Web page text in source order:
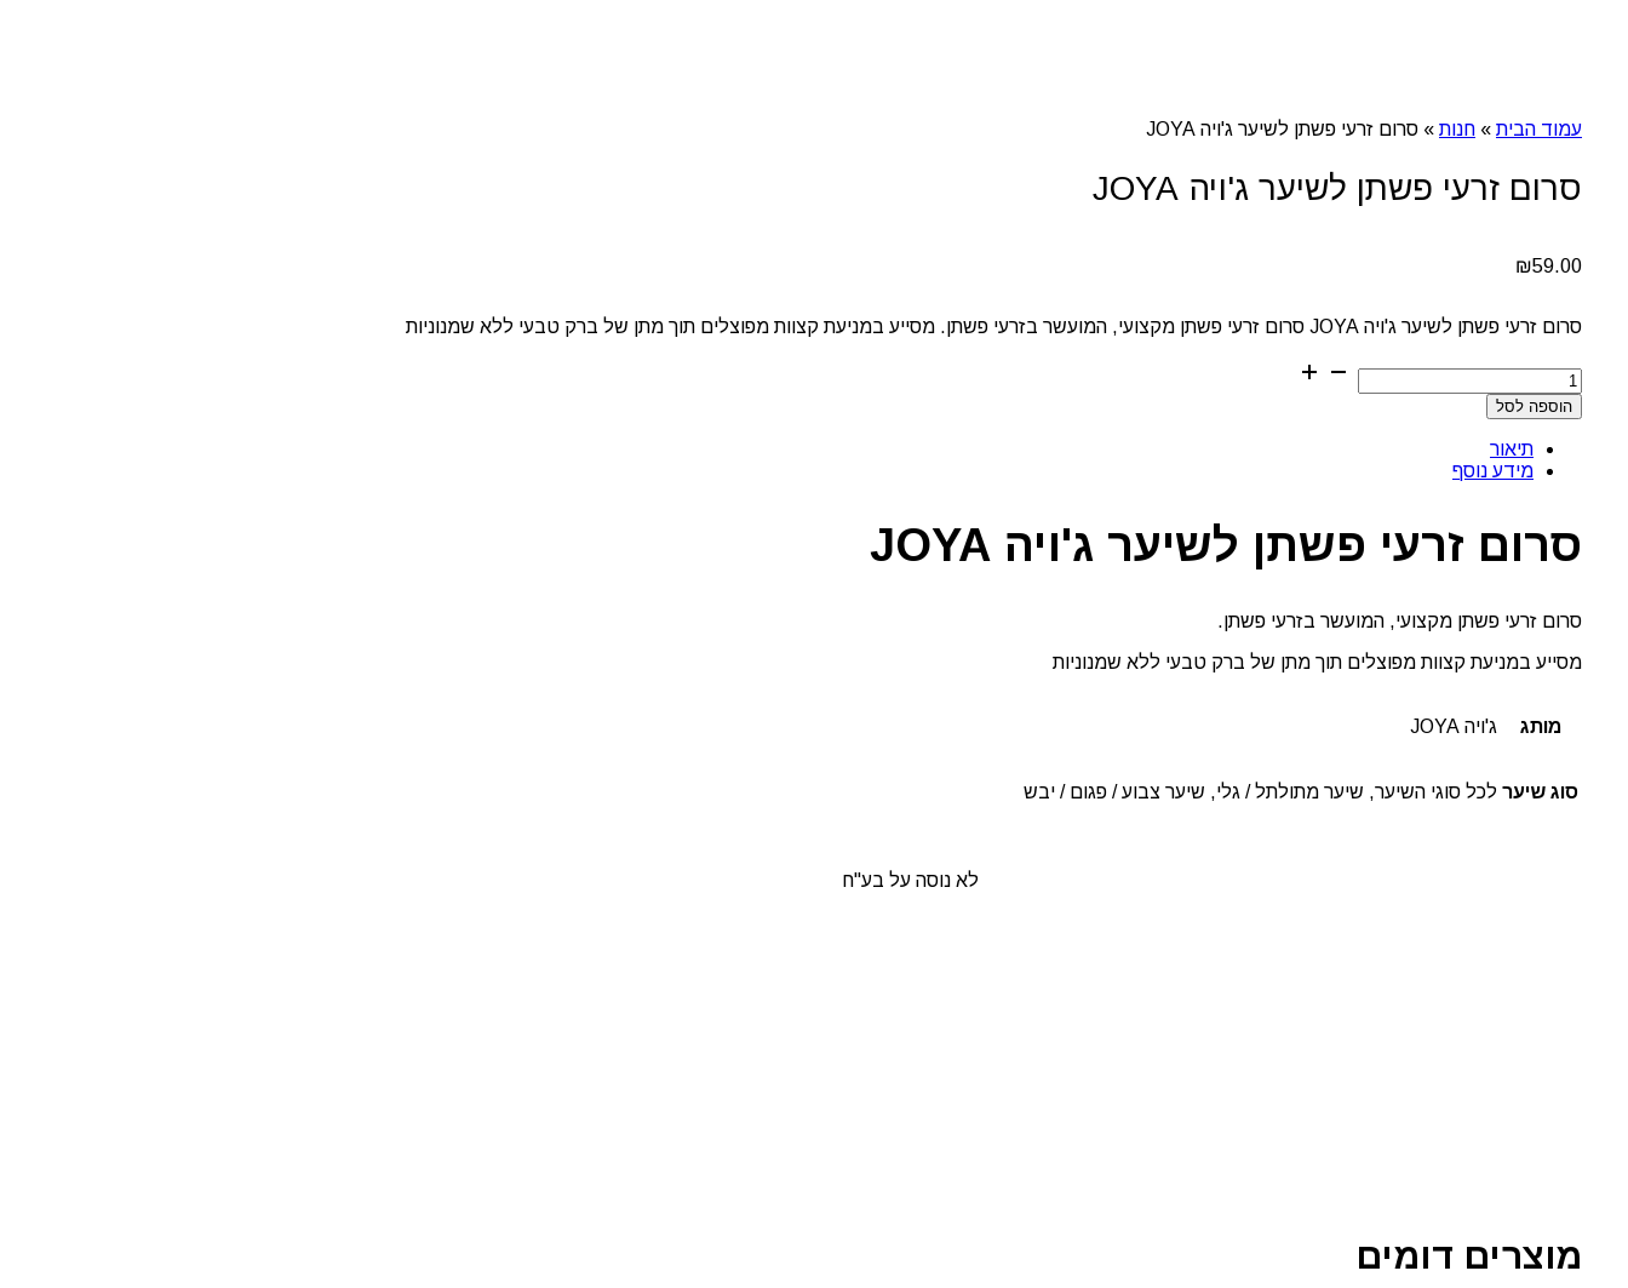
עמוד הבית » חנות » סרום זרעי פשתן לשיער ג'ויה JOYA
סרום זרעי פשתן לשיער ג'ויה JOYA
₪59.00
סרום זרעי פשתן לשיער ג'ויה JOYA סרום זרעי פשתן מקצועי, המועשר בזרעי פשתן. מסייע במניעת קצוות מפוצלים תוך מתן של ברק טבעי ללא שמנוניות
כמות
של
סרום
פשתן
לשיער
הוספה לסל
תיאור
מידע נוסף
סרום זרעי פשתן לשיער ג'ויה JOYA
סרום זרעי פשתן מקצועי, המועשר בזרעי פשתן.
מסייע במניעת קצוות מפוצלים תוך מתן של ברק טבעי ללא שמנוניות
מותג ג'ויה JOYA
סוג שיער לכל סוגי השיער, שיער מתולתל / גלי, שיער צבוע / פגום / יבש
לא נוסה על בע"ח
מוצרים דומים